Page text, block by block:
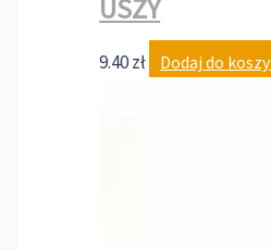
USZY
9.40zł Dodaj do